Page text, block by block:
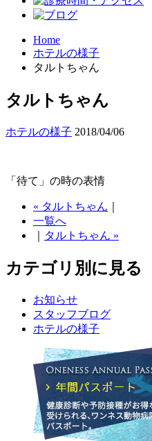
Home
ホテルの様子
タルトちゃん
タルトちゃん
ホテルの様子 2018/04/06
「待て」の時の表情
« タルトちゃん
一覧へ
タルトちゃん »
カテゴリ別に見る
お知らせ
スタッフブログ
ホテルの様子